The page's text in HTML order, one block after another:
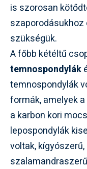
is szorosan
szükségük.
A főbb kétéltű
temnospondylák
temnospondylák
formák, amelyek
a karbon kori
lepospondylák
voltak,